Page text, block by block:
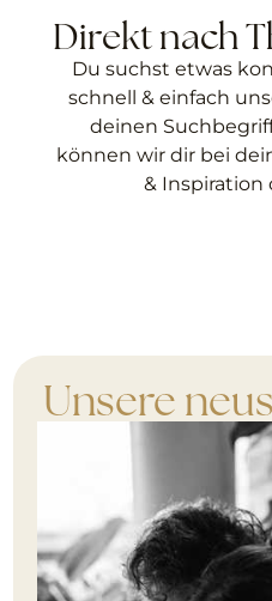
Direkt nach
Du suchst etwas
schnell & einfach
deinen
können wir dir bei
&
Unsere